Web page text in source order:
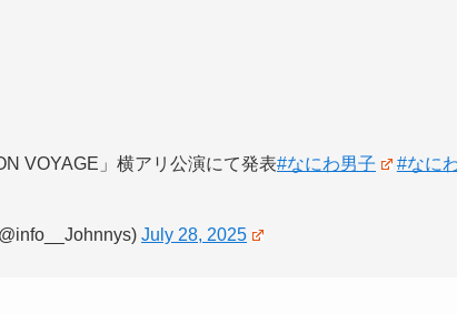
VOYAGE」横アリ公演にて発表#なにわ男子 #なに
July 28, 2025